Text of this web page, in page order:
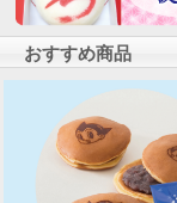
おすすめ商品